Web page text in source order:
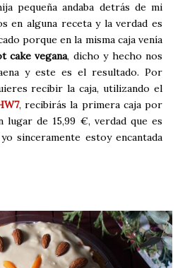
pequeña andaba detrás de mi
en alguna receta y la verdad es
porque en la misma caja venía
cake vegana, dicho y hecho nos
y este es el resultado. Por
recibir la caja, utilizando el
, recibirás la primera caja por
lugar de 15,99 €, verdad que es
sinceramente estoy encantada